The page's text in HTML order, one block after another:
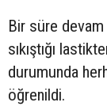
Bir süre devam
sıkıştığı
durumunda
öğrenildi.